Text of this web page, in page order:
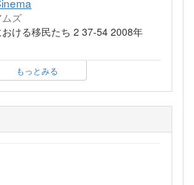
ズ
ける移民たち 2 37-54 2008年
もっとみる